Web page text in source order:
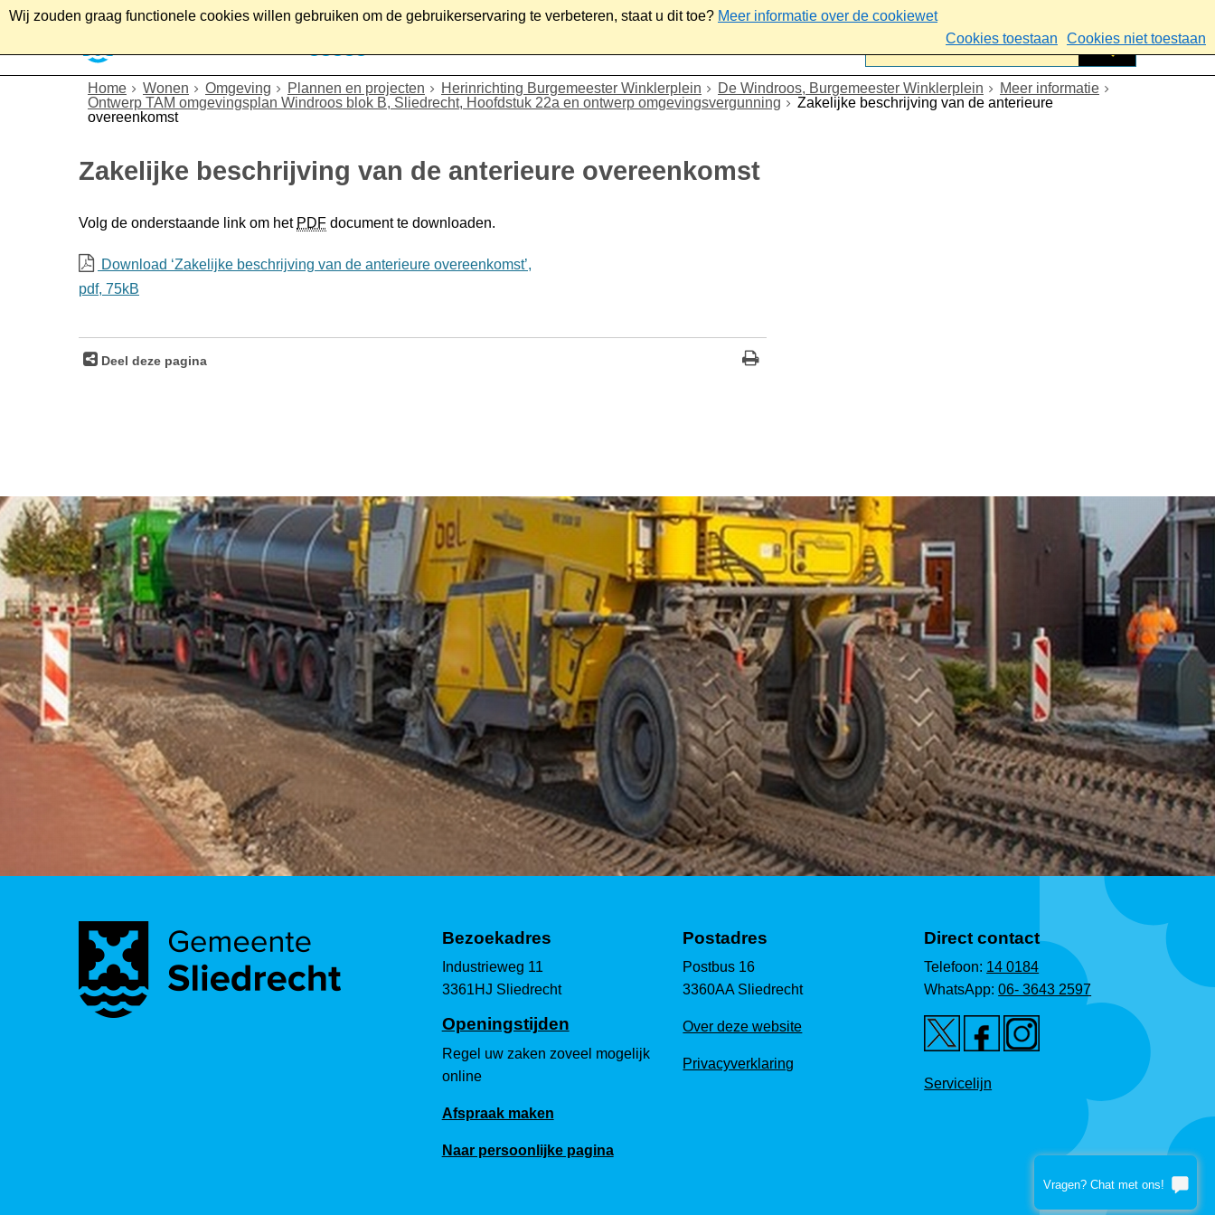
Wij zouden graag functionele cookies willen gebruiken om de gebruikerservaring te verbeteren, staat u dit toe? Meer informatie over de cookiewet
Cookies toestaan
Cookies niet toestaan
Home Wonen Omgeving Plannen en projecten Herinrichting Burgemeester Winklerplein De Windroos, Burgemeester Winklerplein
Meer informatie
Ontwerp TAM omgevingsplan Windroos blok B, Sliedrecht, Hoofdstuk 22a en ontwerp omgevingsvergunning
Zakelijke beschrijving van de anterieure
overeenkomst
Zakelijke beschrijving van de anterieure overeenkomst
Volg de onderstaande link om het PDF document te downloaden.
Download ‘Zakelijke beschrijving van de anterieure overeenkomst’,
pdf, 75kB
Deel deze pagina
Bezoekadres
Industrieweg 11
3361HJ Sliedrecht
Openingstijden
Regel uw zaken zoveel mogelijk
online
Afspraak maken
Naar persoonlijke pagina
Postadres
Postbus 16
3360AA Sliedrecht
Over deze website
Privacyverklaring
Direct contact
Telefoon: 14 0184
WhatsApp:06- 3643 2597
Servicelijn